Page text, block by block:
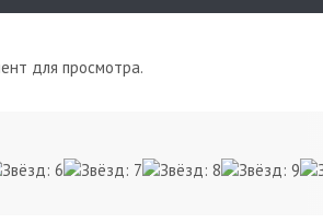
для просмотра.